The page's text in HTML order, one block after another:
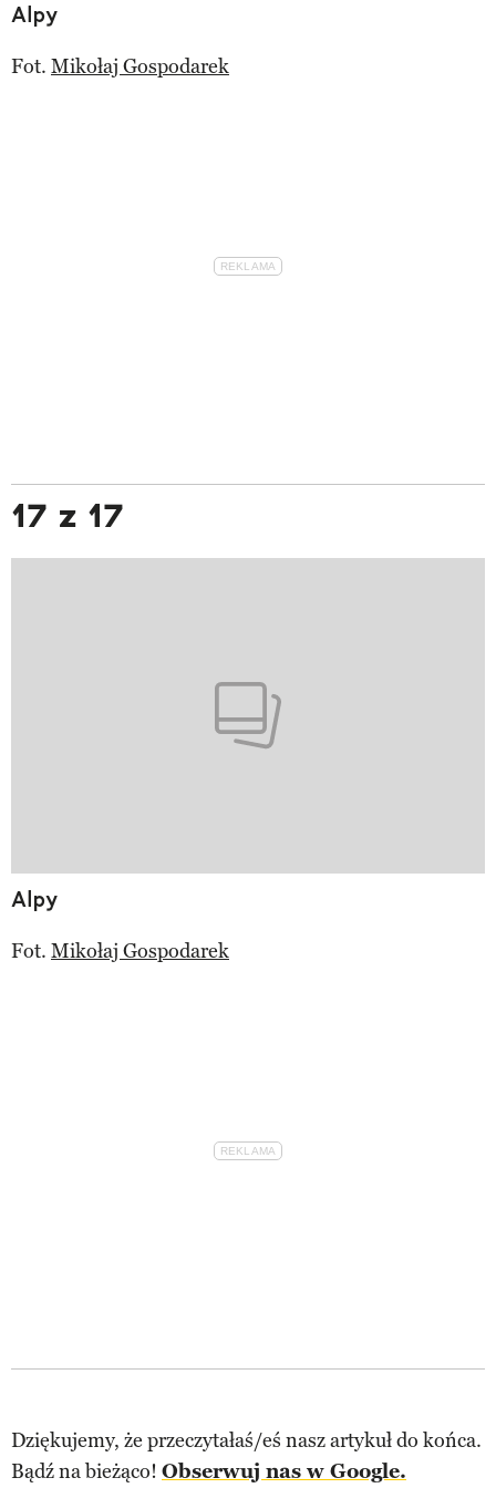
Alpy
Fot. Mikołaj Gospodarek
17 z 17
Alpy
Fot. Mikołaj Gospodarek
Dziękujemy, że przeczytałaś/eś nasz artykuł do końca.
Bądź na bieżąco! Obserwuj nas w Google.